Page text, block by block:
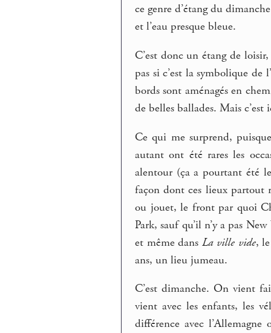
ce genre d’étang du
et l’eau presque bleue.
C’est donc un étang de
pas si c’est la symbolique
bords sont aménagés en
de belles ballades. Mais
Ce qui me surprend,
autant ont été rares les
alentour (ça a pourtant été
façon dont ces lieux partout
ou jouet, le front par quoi
Park, sauf qu’il n’y a pas
et même dansLa ville vide,
ans, un lieu jumeau.
C’est dimanche. On vient
vient avec les enfants, les
différence avec